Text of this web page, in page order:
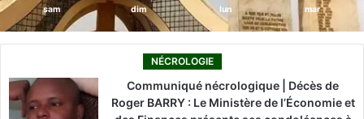
sam dim lun mar
NÉCROLOGIE
Communiqué nécrologique | Décès de
Roger BARRY : Le Ministère de l’Économie et